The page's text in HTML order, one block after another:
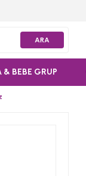
ARA
& BEBE GRUP